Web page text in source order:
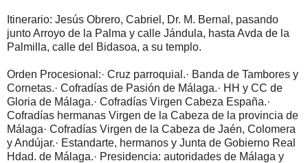
Itinerario: Jesús Obrero, Cabriel, Dr. M. Bernal, pasando
junto Arroyo de la Palma y calle Jándula, hasta Avda de la
Palmilla, calle del Bidasoa, a su templo.
Orden Procesional:· Cruz parroquial.· Banda de Tambores y
Cornetas.· Cofradías de Pasión de Málaga.· HH y CC de
Gloria de Málaga.· Cofradías Virgen Cabeza España.·
Cofradías hermanas Virgen de la Cabeza de la provincia de
Málaga· Cofradías Virgen de la Cabeza de Jaén, Colomera
y Andújar.· Estandarte, hermanos y Junta de Gobierno Real
Hdad. de Málaga.· Presidencia: autoridades de Málaga y